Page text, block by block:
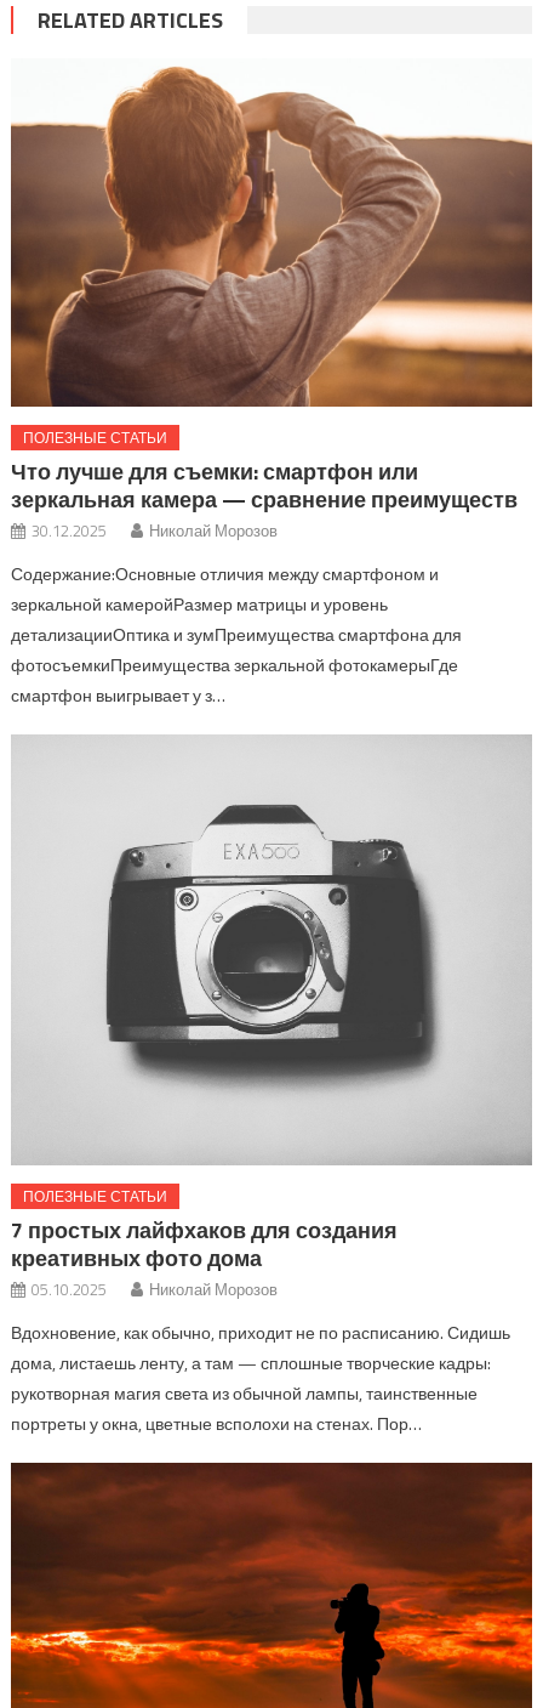
RELATED ARTICLES
ПОЛЕЗНЫЕ СТАТЬИ
Что лучше для съемки: смартфон или
зеркальная камера — сравнение преимуществ
30.12.2025 Николай Морозов
Содержание:Основные отличия между смартфоном и
зеркальной камеройРазмер матрицы и уровень
детализацииОптика и зумПреимущества смартфона для
фотосъемкиПреимущества зеркальной фотокамерыГде
смартфон выигрывает у з…
ПОЛЕЗНЫЕ СТАТЬИ
7 простых лайфхаков для создания
креативных фото дома
05.10.2025 Николай Морозов
Вдохновение, как обычно, приходит не по расписанию. Сидишь
дома, листаешь ленту, а там — сплошные творческие кадры:
рукотворная магия света из обычной лампы, таинственные
портреты у окна, цветные всполохи на стенах. Пор…